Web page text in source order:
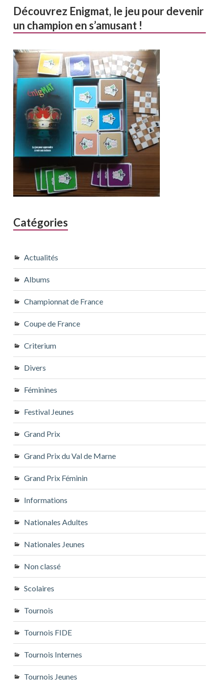
Découvrez Enigmat, le jeu pour devenir
un champion en s’amusant !
Catégories
Actualités
Albums
Championnat de France
Coupe de France
Criterium
Divers
Féminines
Festival Jeunes
Grand Prix
Grand Prix du Val de Marne
Grand Prix Féminin
Informations
Nationales Adultes
Nationales Jeunes
Non classé
Scolaires
Tournois
Tournois FIDE
Tournois Internes
Tournois Jeunes